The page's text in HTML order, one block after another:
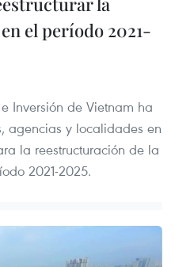
el período 2021-
Inversión de Vietnam ha
agencias y localidades en
la reestructuración de la
2021-2025.